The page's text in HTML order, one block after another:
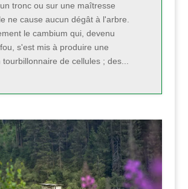
tronc ou sur une maîtresse
ne cause aucun dégât à l'arbre.
le cambium qui, devenu
s'est mis à produire une
tourbillonnaire de cellules ; des...